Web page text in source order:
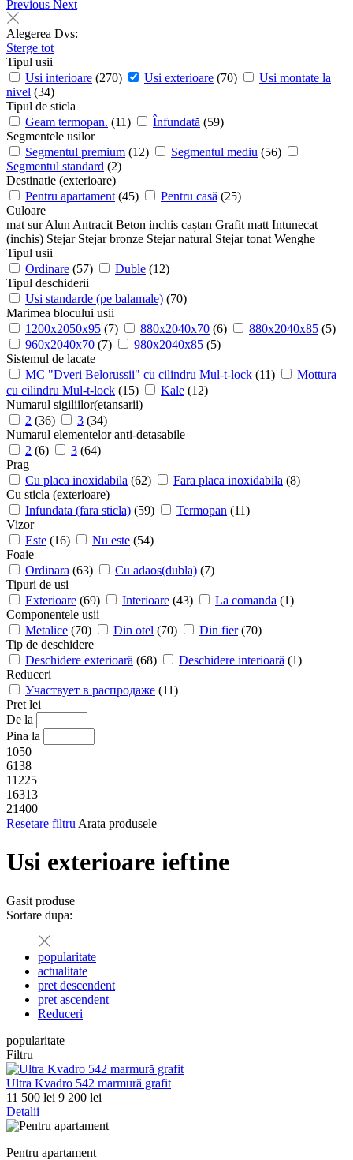
Previous Next
Alegerea Dvs:
Sterge tot
Tipul usii
Usi interioare (270) Usi exterioare (70)
Usi montate la
nivel (34)
Tipul de sticla
Geam termopan. (11) Înfundată (59)
Segmentele usilor
Segmentul premium (12) Segmentul mediu (56)
Segmentul standard (2)
Destinatie (exterioare)
Pentru apartament (45) Pentru casă (25)
Culoare
mat surAlun Antracit Beton inchis caștan Grafit matt Intunecat
(inchis) Stejar Stejar bronze Stejar natural Stejar tonat Wenghe
Tipul usii
Ordinare (57) Duble (12)
Tipul deschiderii
Usi standarde (pe balamale) (70)
Marimea blocului usii
1200х2050х95 (7) 880x2040x70 (6) 880x2040x85 (5)
960x2040x70 (7) 980x2040x85 (5)
Sistemul de lacate
MC "Dveri Belorussii" cu cilindru Mul-t-lock (11)
Mottura
cu cilindru Mul-t-lock (15) Kale (12)
Numarul sigiliilor(etansarii)
2 (36) 3 (34)
Numarul elementelor anti-detasabile
2 (6) 3 (64)
Prag
Cu placa inoxidabila (62) Fara placa inoxidabila (8)
Cu sticla (exterioare)
Infundata (fara sticla) (59) Termopan (11)
Vizor
Este (16) Nu este (54)
Foaie
Ordinara (63) Cu adaos(dubla) (7)
Tipuri de usi
Exterioare (69) Interioare (43) La comanda (1)
Componentele usii
Metalice (70) Din otel (70) Din fier (70)
Tip de deschidere
Deschidere exterioară (68) Deschidere interioară (1)
Reduceri
Участвует в распродаже (11)
Pret lei
De la
Pina la
1050
6138
11225
16313
21400
Resetare filtru Arata produsele
Usi exterioare ieftine
Gasit produse
Sortare dupa:
popularitate
actualitate
pret descendent
pret ascendent
Reduceri
popularitate
Filtru
Ultra Kvadro 542 marmură grafit
11 500 lei 9 200 lei
Detalii
Pentru apartament